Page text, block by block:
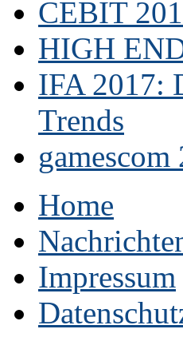
CEBIT
HIGH
IFA 2017:
Trends
Home
Impressum